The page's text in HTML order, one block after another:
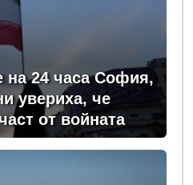
на 24 часа София,
увериха, че
от войната